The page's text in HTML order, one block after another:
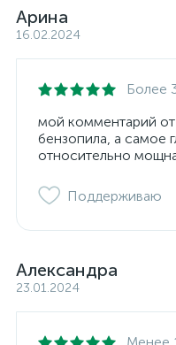
Арина
16.02.2024
Более
мой комментарий
бензопила, а самое
относительно
Поддерживаю
Александра
23.01.2024